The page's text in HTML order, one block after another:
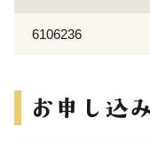
6106236